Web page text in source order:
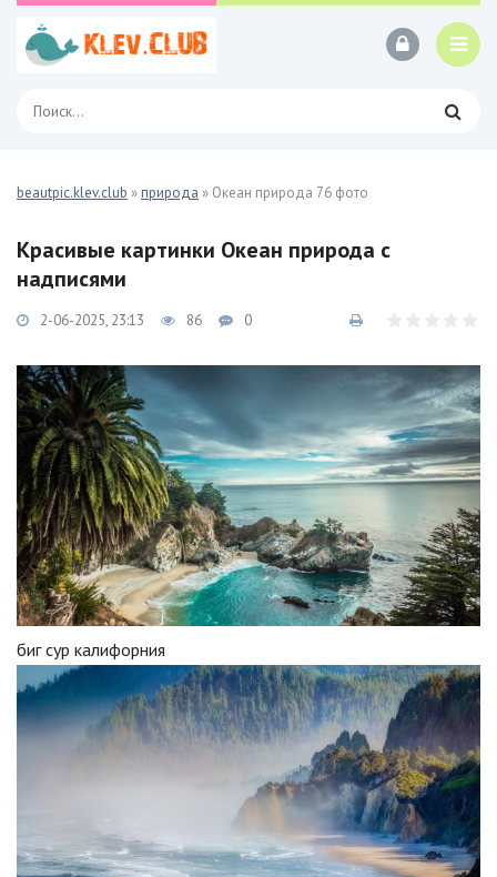
beautpic.klev.club »природа » Океан природа 76 фото
Красивые картинки Океан природа с
надписями
2-06-2025, 23:13 86 0
биг сур калифорния